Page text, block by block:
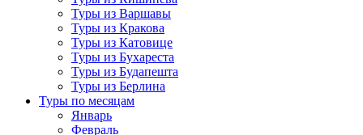
Туры из Варшавы
Туры из Кракова
Туры из Катовице
Туры из Бухареста
Туры из Будапешта
Туры из Берлина
Туры по месяцам
Январь
Февраль